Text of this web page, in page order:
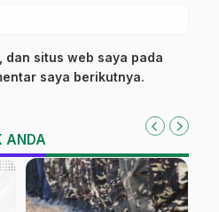
dan situs web saya pada
saya berikutnya.
ANDA